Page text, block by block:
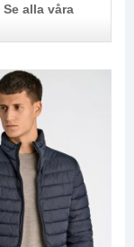
Se alla våra